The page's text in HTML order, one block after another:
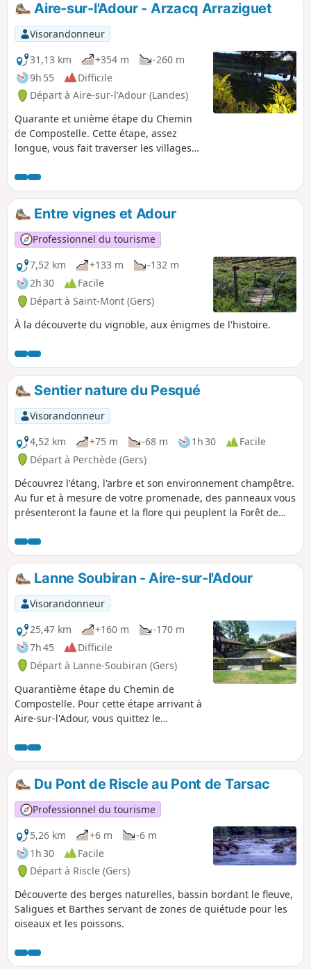
p
Aire-sur-l'Adour - Arzacq Arraziguet
Visorandonneur
31,13 km
+354 m
-260 m
9h 55
Difficile
Départ à Aire-sur-l'Adour (Landes)
Quarante et unième étape du Chemin
de Compostelle. Cette étape, assez
longue, vous fait traverser les villages
dans les Pyrénées-Atlantiques. Ce
département reçoit tous les chemins
vers Compostelle. Vous allez profiter des
paysages des Landes et en fonction de
la visibilité, vous aurez de très belles
vues sur le Tursan et les Pyrénées.
Entre vignes et Adour
Professionnel du tourisme
7,52 km
+133 m
-132 m
2h 30
Facile
Départ à Saint-Mont (Gers)
À la découverte du vignoble, aux énigmes de l'histoire.
Sentier nature du Pesqué
Visorandonneur
4,52 km
+75 m -68 m 1h 30
Facile
Départ à Perchède (Gers)
Découvrez l'étang, l'arbre et son environnement champêtre.
Au fur et à mesure de votre promenade, des panneaux vous
présenteront la faune et la flore qui peuplent la Forêt de
Lanne Soubiran - Aire-sur-l'Adour
Visorandonneur
25,47 km
+160 m
-170 m
7h 45
Difficile
Départ à Lanne-Soubiran (Gers)
Quarantième étape du Chemin de
Compostelle. Pour cette étape arrivant à
Aire-sur-l'Adour, vous quittez le
celui des Landes. Vous laissez
également derrière vous les chemins
boueux et glissants pour arriver, une
fois passé la ville d'Aire-sur-l'Adour, sur
la promenade du Lac de Brousseau.
Du Pont de Riscle au Pont de Tarsac
Professionnel du tourisme
5,26 km
+6 m
-6 m
1h 30
Facile
Départ à Riscle (Gers)
Découverte des berges naturelles, bassin bordant le fleuve,
Saligues et Barthes servant de zones de quiétude pour les
oiseaux et les poissons.